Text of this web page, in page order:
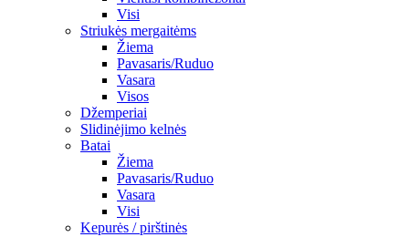
Visi
Striukės mergaitėms
Žiema
Pavasaris/Ruduo
Vasara
Visos
Džemperiai
Slidinėjimo kelnės
Batai
Žiema
Pavasaris/Ruduo
Vasara
Visi
Kepurės / pirštinės